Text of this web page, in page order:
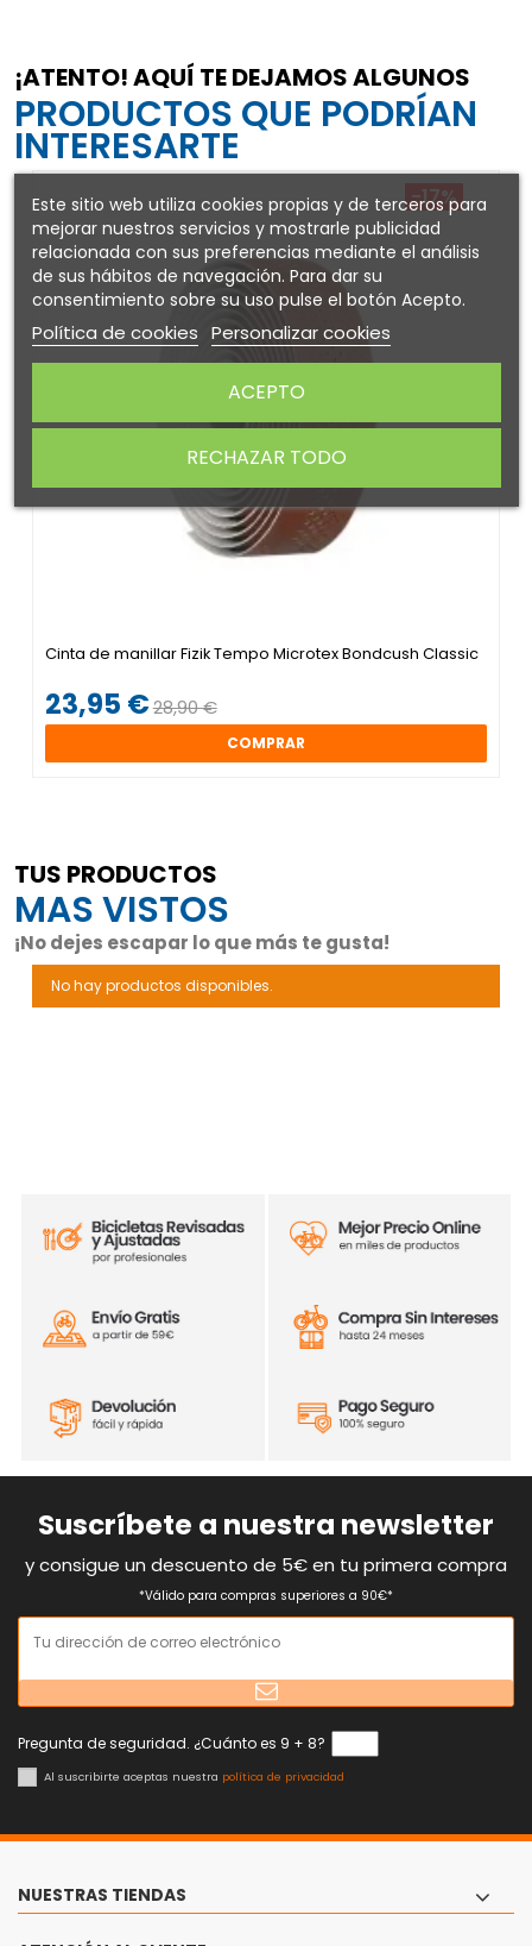
¡ATENTO! AQUÍ TE DEJAMOS ALGUNOS
PRODUCTOS QUE PODRÍAN
INTERESARTE
-17%
Cinta de manillar Fizik Tempo Microtex Bondcush Classic
23,95 €28,90 €
COMPRAR
TUS PRODUCTOS
MAS VISTOS
¡No dejes escapar lo que más te gusta!
No hay productos disponibles.
Suscríbete a nuestra newsletter
y consigue un descuento de 5€ en tu primera compra
*Válido para compras superiores a 90€*
Pregunta de seguridad. ¿Cuánto es 9 + 8?
Al suscribirte aceptas nuestra política de privacidad
NUESTRAS TIENDAS
Este sitio web utiliza cookies propias y de terceros para
mejorar nuestros servicios y mostrarle publicidad
relacionada con sus preferencias mediante el análisis
de sus hábitos de navegación. Para dar su
consentimiento sobre su uso pulse el botón Acepto.
Política de cookies Personalizar cookies
RECHAZAR TODO
ACEPTO